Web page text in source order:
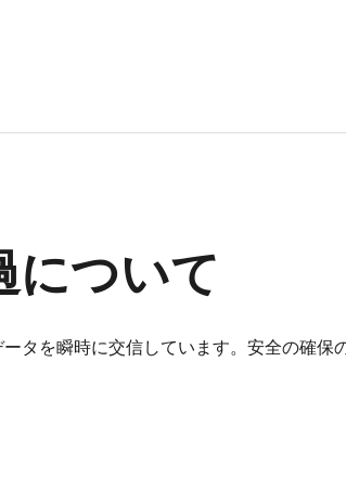
について
タを瞬時に交信しています。安全の確保